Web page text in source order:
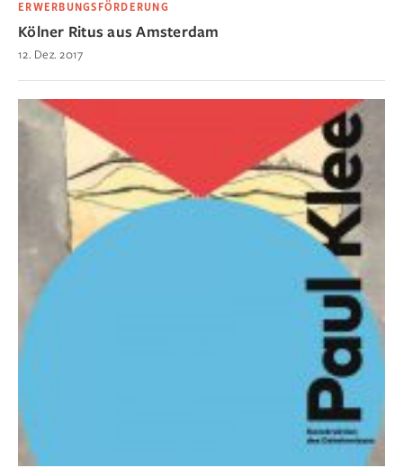
ERWERBUNGSFÖRDERUNG
Kölner Ritus aus Amsterdam
12. Dez. 2017